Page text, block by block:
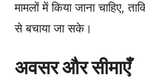
मामलों में किया जाना चाहिए,
से बचाया जा सके।
अवसर और सीमाएँ